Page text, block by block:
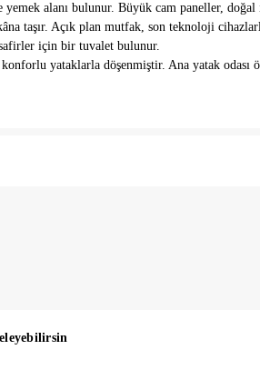
alanı bulunur. Büyük cam paneller, doğal
taşır. Açık plan mutfak, son teknoloji
için bir tuvalet bulunur.
yataklarla döşenmiştir. Ana yatak odası
tatiliniz veya uzun süreli konaklamanız için